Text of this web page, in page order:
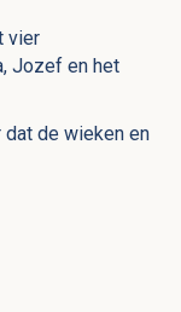
vier
Jozef en het
de wieken en